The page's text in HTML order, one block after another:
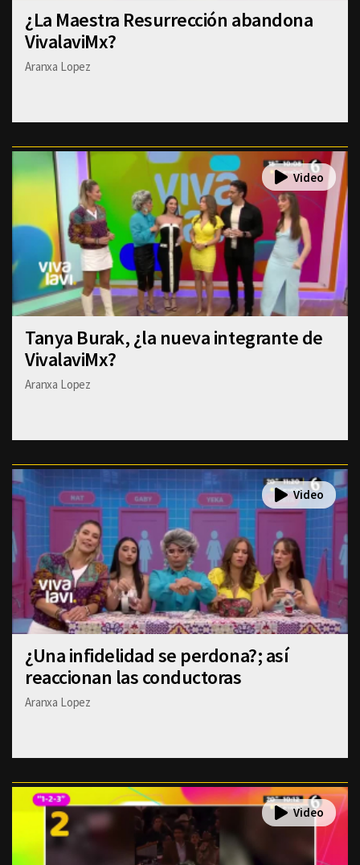
¿La Maestra Resurrección abandona
VivalaviMx?
Aranxa Lopez
Tanya Burak, ¿la nueva integrante de
VivalaviMx?
Aranxa Lopez
¿Una infidelidad se perdona?; así
reaccionan las conductoras
Aranxa Lopez